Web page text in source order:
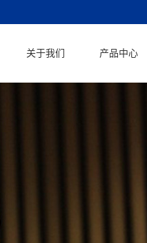
关于我们 产品中心